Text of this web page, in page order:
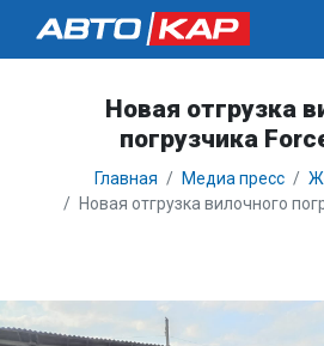
Новая отгрузка
погрузчика
Главная Медиа пресс
Новая отгрузка вилочного